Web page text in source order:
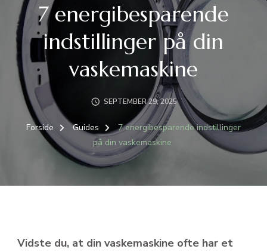
7 energibesparende
indstillinger på din
vaskemaskine
SEPTEMBER 29, 2025
Forside Guides
7 energibesparende indstillinger
på din vaskemaskine
Vidste du, at din vaskemaskine ofte har et